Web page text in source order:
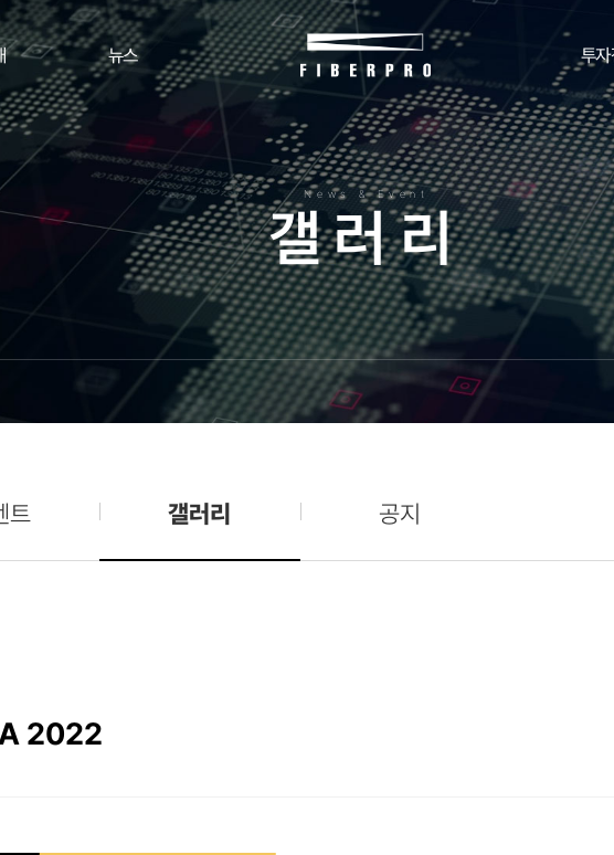
뉴스 투
News & Event
갤러리
트 갤러리 공지
2022